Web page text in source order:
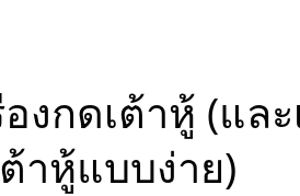
กดเต้าหู้ (และ
าหู้แบบง่าย)